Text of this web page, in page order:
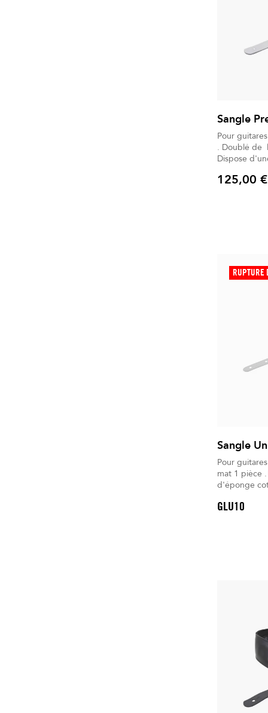
Sangle
Pour guitares
. Doublé de laine polaire et d'éponge coton.
Dispose d'une
son Sac à
Prix
125,00 €
RUPTURE
Sangle
Pour guitares
mat 1 pièce . Doublé de laine polaire et
d'éponge coton. Dispose
inclus.
GLU10